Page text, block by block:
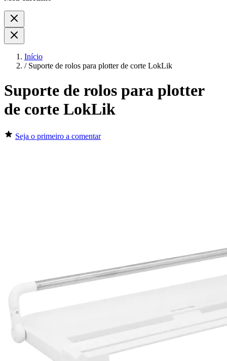
Início
/ Suporte de rolos para plotter de corte LokLik
Suporte de rolos para plotter
de corte LokLik
Seja o primeiro a comentar